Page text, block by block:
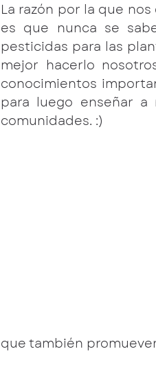
La razón por la que
es que nunca se
pesticidas para las
mejor hacerlo
conocimientos
para luego enseñar
comunidades. :)
que también